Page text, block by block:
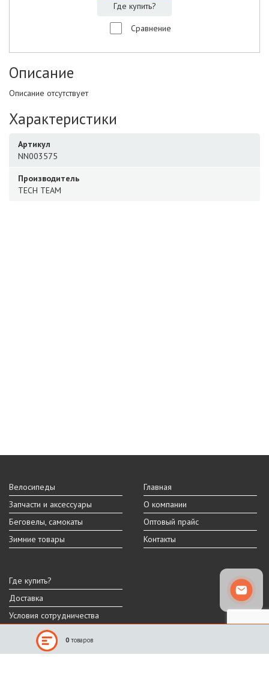
Где купить?
Сравнение
Описание
Описание отсутствует
Характеристики
Артикул
NN003575
Производитель
TECH TEAM
Велосипеды
Запчасти и аксессуары
Беговелы, самокаты
Зимние товары
Главная
О компании
Оптовый прайс
Контакты
Где купить?
Доставка
Условия сотрудничества
Реальный внешний вид и технические характеристики товара могут
отличаться от представленных на сайте.
0 товаров